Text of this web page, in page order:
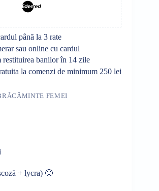
până la 3 rate
sau online cu cardul
restituirea banilor în 14 zile
la comenzi de minimum 250 lei
FEMEI
+ lycra) 🙂